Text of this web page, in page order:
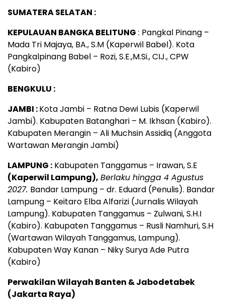
SUMATERA SELATAN :
KEPULAUAN BANGKA BELITUNG : Pangkal Pinang –
Mada Tri Majaya, BA., S.M (Kaperwil Babel). Kota
Pangkalpinang Babel – Rozi, S.E.,M.Si., CIJ., CPW
(Kabiro)
BENGKULU :
JAMBI :Kota Jambi – Ratna Dewi Lubis (Kaperwil
Jambi). Kabupaten Batanghari – M. Ikhsan (Kabiro).
Kabupaten Merangin – Ali Muchsin Assidiq (Anggota
Wartawan Merangin Jambi)
LAMPUNG : Kabupaten Tanggamus – Irawan, S.E
(Kaperwil Lampung), Berlaku hingga 4 Agustus
2027. Bandar Lampung – dr. Eduard (Penulis). Bandar
Lampung – Keitaro Elba Alfarizi (Jurnalis Wilayah
Lampung). Kabupaten Tanggamus – Zulwani, S.H.I
(Kabiro). Kabupaten Tanggamus – Rusli Namhuri, S.H
(Wartawan Wilayah Tanggamus, Lampung).
Kabupaten Way Kanan – Niky Surya Ade Putra
(Kabiro)
Perwakilan Wilayah Banten & Jabodetabek
(Jakarta Raya)